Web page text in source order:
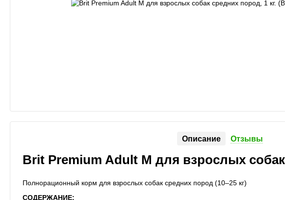
Описание Отзывы
Brit Premium Adult M для взрослых
Полнорационный корм для взрослых собак средних пород (10–25 кг)
СОДЕРЖАНИЕ: